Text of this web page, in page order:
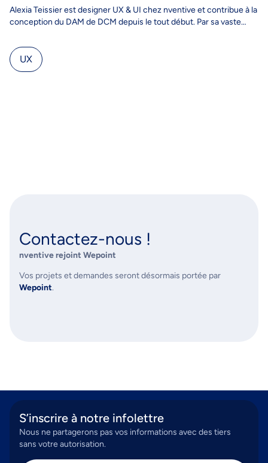
Alexia Teissier est designer UX & UI chez nventive et contribue à la
conception du DAM de DCM depuis le tout début. Par sa vaste…
UX
Contactez-nous !
nventive rejoint Wepoint
Vos projets et demandes seront désormais portée par
Wepoint.
S’inscrire à notre infolettre
Nous ne partagerons pas vos informations avec des tiers
sans votre autorisation.